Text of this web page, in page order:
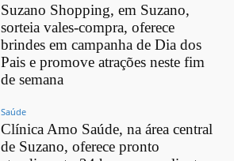
Suzano Shopping, em Suzano,
sorteia vales-compra, oferece
brindes em campanha de Dia dos
Pais e promove atrações neste fim
de semana
Saúde
Clínica Amo Saúde, na área central
de Suzano, oferece pronto